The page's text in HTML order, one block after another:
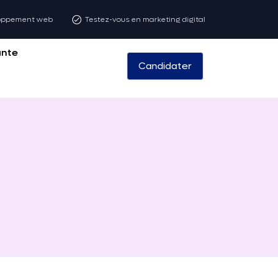
web Testez-vous en marketing digital
Candidater